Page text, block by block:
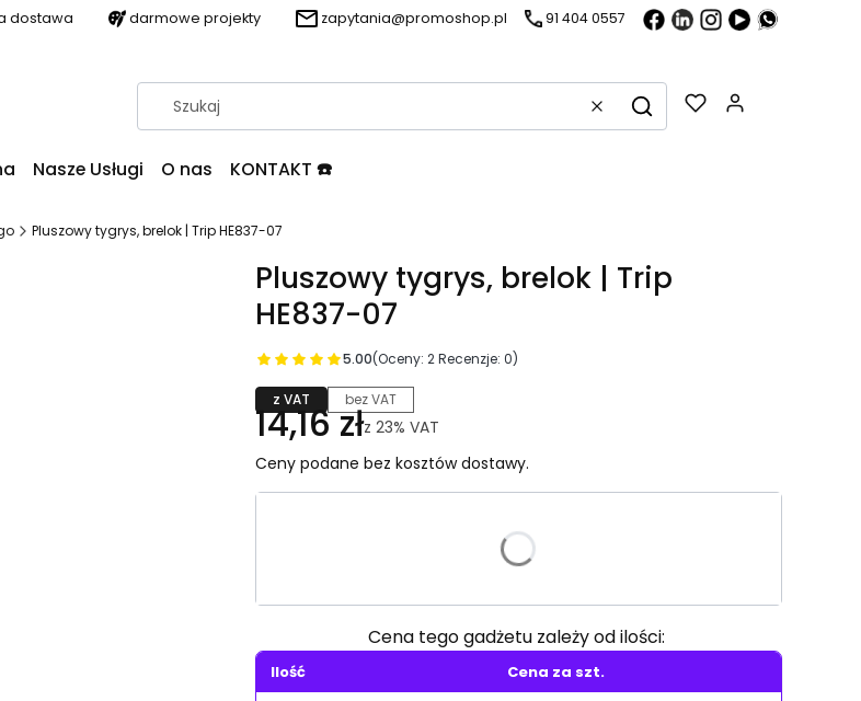
dostawa darmowe projekty zapytania@promoshop.pl 91 404 0557
WyczyśćSzukaj
Nasze Usługi O nas KONTAKT ☎️
Pluszowy tygrys, brelok | Trip HE837-07
Pluszowy tygrys, brelok | Trip
HE837-07
5.00(Oceny: 2 Recenzje: 0)
z VAT bez VAT
14,16 złz 23% VAT
Ceny podane bez kosztów dostawy.
Poszczególne warianty mogą różnić się ceną
Cena tego gadżetu zależy od ilości:
Ilość
Cena za szt.